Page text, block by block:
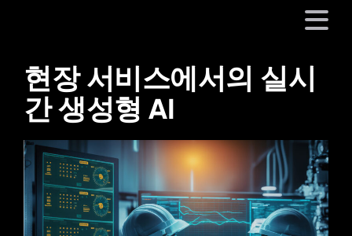
플랫폼
산업
파트너
회사
현장 서비스에서의 실시
간 생성형 AI